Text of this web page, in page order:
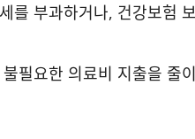
를 부과하거나, 건강보험
필요한 의료비 지출을 줄